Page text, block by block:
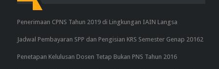
Penerimaan CPNS Tahun 2019 di Lingkungan IAIN Langsa
Jadwal Pembayaran SPP dan Pengisian KRS Semester Genap 20162
Penetapan Kelulusan Dosen Tetap Bukan PNS Tahun 2016